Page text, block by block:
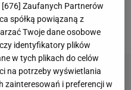
gry można było
[676] Zaufanych Partnerów
spółką powiązaną z
Twoje dane osobowe
identyfikatory plików
w tych plikach do celów
na potrzeby wyświetlania
zainteresowań i preferencji w